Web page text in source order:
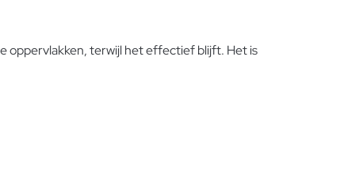
oppervlakken, terwijl het effectief blijft. Het is